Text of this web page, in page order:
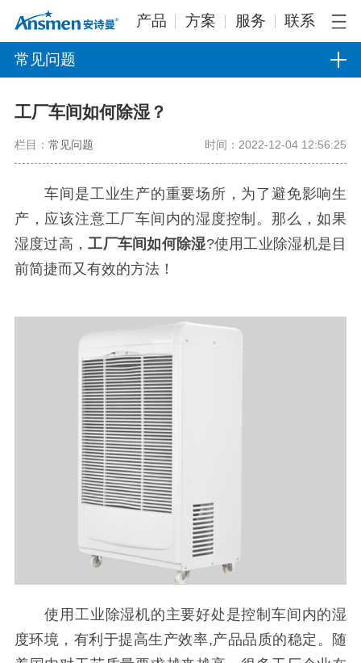
产品 方案 服务 联系
常见问题
工厂车间如何除湿？
栏目： 常见问题 时间：2022-12-04 12:56:25
车间是工业生产的重要场所，为了避免影响生
产，应该注意工厂车间内的湿度控制。那么，如果
湿度过高，工厂车间如何除湿?使用工业除湿机是目
前简捷而又有效的方法！
使用工业除湿机的主要好处是控制车间内的湿
度环境，有利于提高生产效率,产品品质的稳定。随